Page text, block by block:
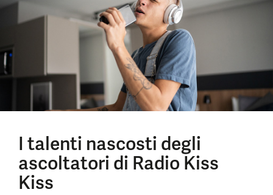
I talenti nascosti degli
ascoltatori di Radio Kiss
Kiss